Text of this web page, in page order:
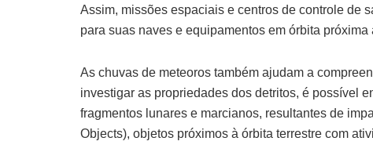
Assim, missões espaciais e centros de controle de
para suas naves e equipamentos em órbita próxima
As chuvas de meteoros também ajudam a
investigar as propriedades dos detritos, é possível
fragmentos lunares e marcianos, resultantes de
Objects), objetos próximos à órbita terrestre com